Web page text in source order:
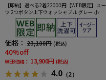
【即納】選べる2着22000円【WEB限定】スー
ツ 2つボタン上下ウォッシャブル グレー 小柄
3シーズン対応
価格： 23,100円 (税込)
40%off
WEB価格： 13,900円 (税込)
4.0 （2）